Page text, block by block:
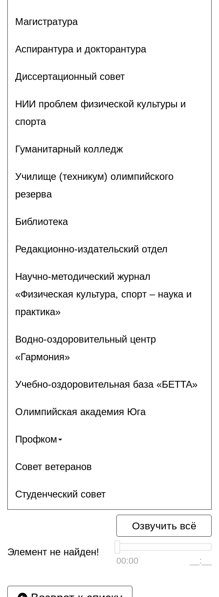
Магистратура
Аспирантура и докторантура
Диссертационный совет
НИИ проблем физической культуры и
спорта
Гуманитарный колледж
Училище (техникум) олимпийского
резерва
Библиотека
Редакционно-издательский отдел
Научно-методический журнал
«Физическая культура, спорт – наука и
практика»
Водно-оздоровительный центр
«Гармония»
Учебно-оздоровительная база «БЕТТА»
Олимпийская академия Юга
Профком
Совет ветеранов
Студенческий совет
Озвучить всё
00:00 __:__
Элемент не найден!